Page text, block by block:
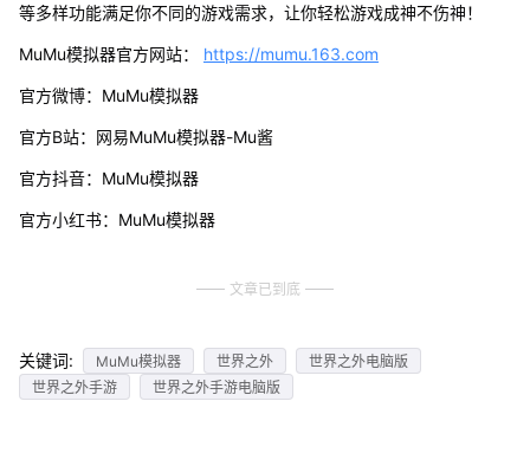
等多样功能满足你不同的游戏需求，让你轻松游戏成神不伤神！
MuMu模拟器官方网站： https://mumu.163.com
官方微博：MuMu模拟器
官方B站：网易MuMu模拟器-Mu酱
官方抖音：MuMu模拟器
官方小红书：MuMu模拟器
文章已到底
关键词: MuMu模拟器 世界之外
世界之外电脑版
世界之外手游
世界之外手游电脑版